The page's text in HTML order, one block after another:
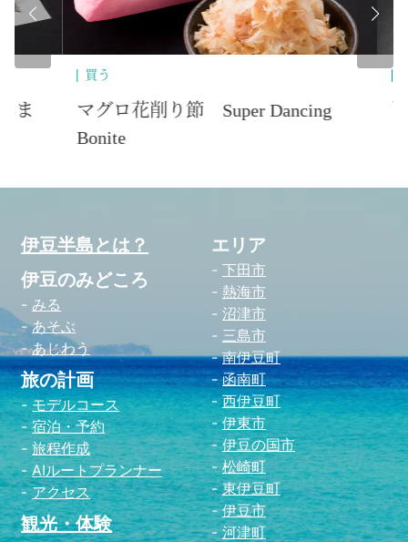
買う
マグロ花削り節 Super Dancing
Bonite
削
伊豆半島とは？
伊豆のみどころ
みる
あそぶ
あじわう
旅の計画
モデルコース
宿泊・予約
旅程作成
AIルートプランナー
アクセス
観光・体験
エリア
下田市
熱海市
沼津市
三島市
南伊豆町
函南町
西伊豆町
伊東市
伊豆の国市
松崎町
東伊豆町
伊豆市
河津町